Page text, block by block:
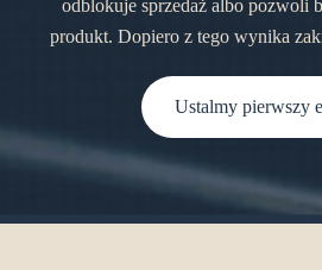
odblokuje sprzedaż albo pozwoli
produkt. Dopiero z tego wynika
Ustalmy pierwszy